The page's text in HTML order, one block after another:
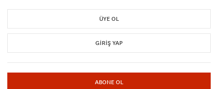
ÜYE OL
GIRIŞ YAP
ABONE OL